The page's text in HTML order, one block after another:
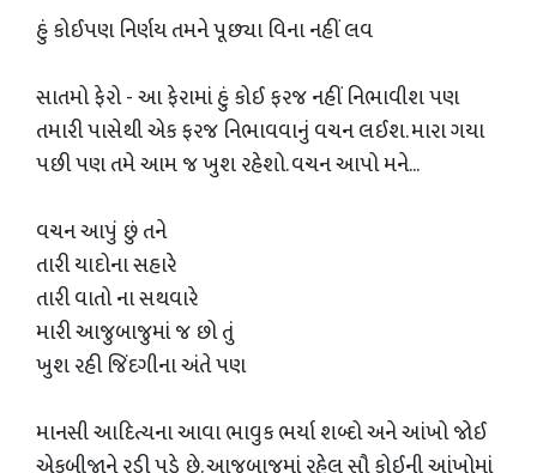
હું કોઈપણ નિર્ણય તમને પૂછ્યા વિના નહીં લવ
સાતમો ફેરો - આ ફેરામાં હું કોઈ ફરજ નહીં નિભાવીશ પણ
તમારી પાસેથી એક ફરજ નિભાવવાનું વચન લઈશ. મારા ગયા
પછી પણ તમે આમ જ ખુશ રહેશો. વચન આપો મને...
વચન આપું છું તને
તારી યાદોના સહારે
તારી વાતો ના સથવારે
મારી આજુબાજુમાં જ છો તું
ખુશ રહી જિંદગીના અંતે પણ
માનસી આદિત્યના આવા ભાવુક ભર્યા શબ્દો અને આંખો જોઈ